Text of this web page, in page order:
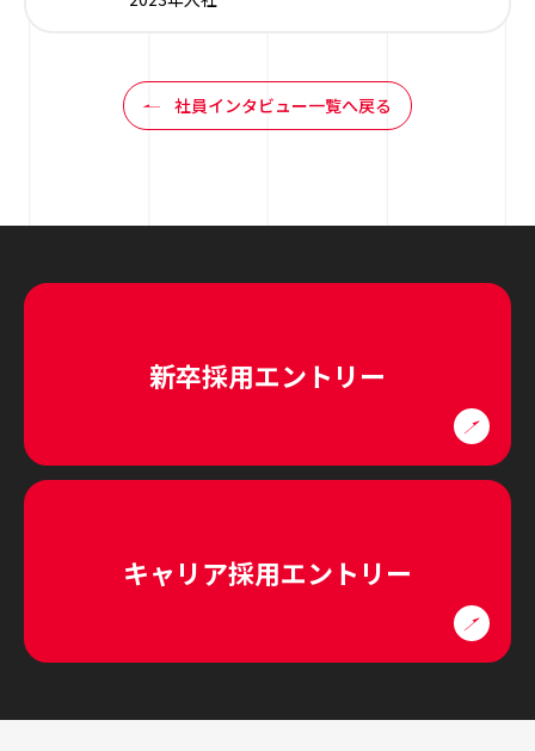
社員インタビュー一覧へ戻る
新卒採用エントリー
キャリア採用エントリー